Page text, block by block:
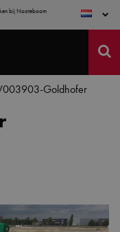
bij Nooteboom
Goldhofer